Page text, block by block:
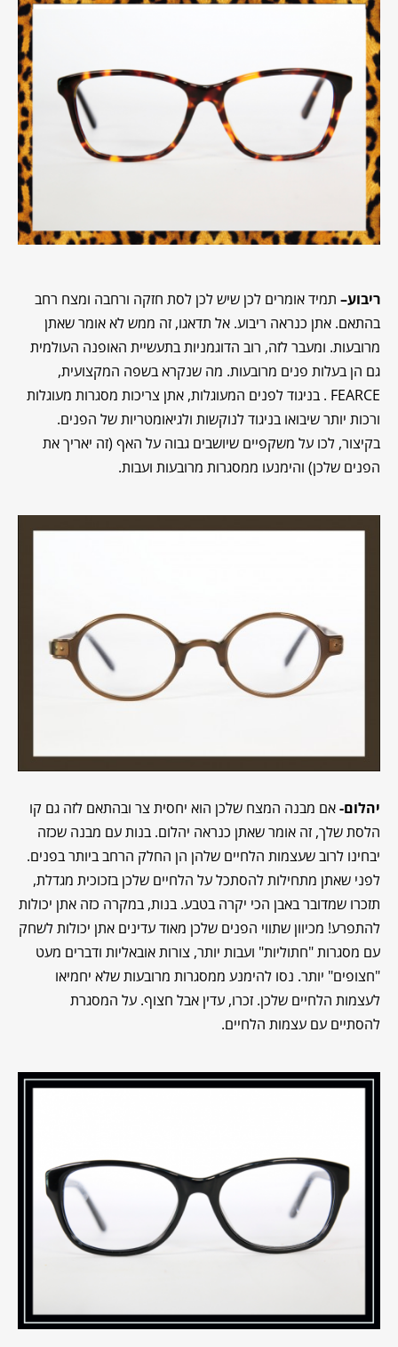
ריבוע– תמיד אומרים לכן שיש לכן לסת חזקה ורחבה ומצח רחב
בהתאם. אתן כנראה ריבוע. אל תדאגו, זה ממש לא אומר שאתן
מרובעות. ומעבר לזה, רוב הדוגמניות בתעשיית האופנה העולמית
גם הן בעלות פנים מרובעות. מה שנקרא בשפה המקצועית,
FEARCE . בניגוד לפנים המעוגלות, אתן צריכות מסגרות מעוגלות
ורכות יותר שיבואו בניגוד לנוקשות ולגיאומטריות של הפנים.
בקיצור, לכו על משקפיים שיושבים גבוה על האף (זה יאריך את
הפנים שלכן) והימנעו ממסגרות מרובעות ועבות.
יהלום-אם מבנה המצח שלכן הוא יחסית צר ובהתאם לזה גם קו
הלסת שלך, זה אומר שאתן כנראה יהלום. בנות עם מבנה שכזה
יבחינו לרוב שעצמות הלחיים שלהן הן החלק הרחב ביותר בפנים.
לפני שאתן מתחילות להסתכל על הלחיים שלכן בזכוכית מגדלת,
תזכרו שמדובר באבן הכי יקרה בטבע. בנות, במקרה כזה אתן יכולות
להתפרע! מכיוון שתווי הפנים שלכן מאוד עדינים אתן יכולות לשחק
עם מסגרות "חתוליות" ועבות יותר, צורות אובאליות ודברים מעט
"חצופים" יותר. נסו להימנע ממסגרות מרובעות שלא יחמיאו
לעצמות הלחיים שלכן. זכרו, עדין אבל חצוף. על המסגרת
להסתיים עם עצמות הלחיים.